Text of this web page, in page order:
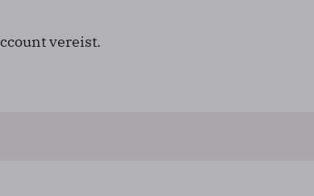
vereist.